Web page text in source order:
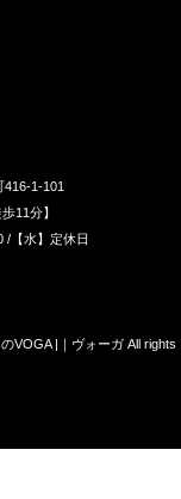
1-101
11分】
/【水】定休日
VOGA |｜ヴォーガAll rights